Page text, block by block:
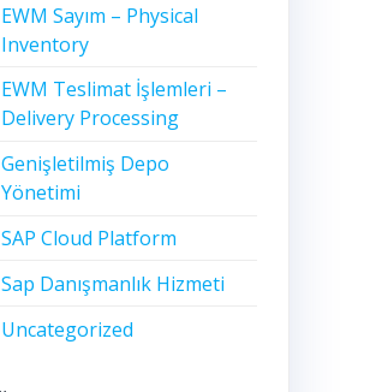
EWM Sayım – Physical
Inventory
EWM Teslimat İşlemleri –
Delivery Processing
Genişletilmiş Depo
Yönetimi
SAP Cloud Platform
Sap Danışmanlık Hizmeti
Uncategorized